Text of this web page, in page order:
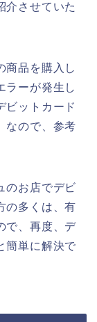
介させていた
商品を購入し
ラーが発生し
ビットカード
なので、参考
のお店でデビ
の多くは、有
で、再度、デ
簡単に解決で